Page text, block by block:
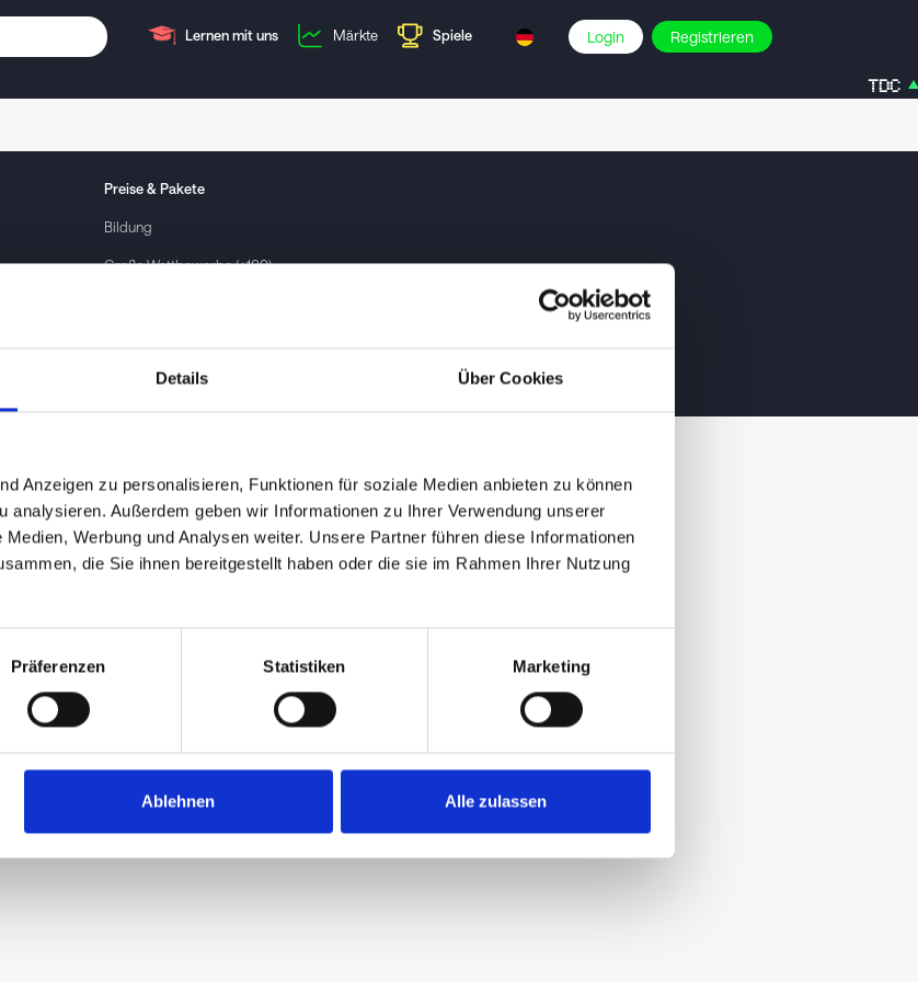
Details Über Cookies
Anzeigen zu personalisieren, Funktionen für soziale Medien anbieten zu können
analysieren. Außerdem geben wir Informationen zu Ihrer Verwendung unserer
Werbung und Analysen weiter. Unsere Partner führen diese Informationen
die Sie ihnen bereitgestellt haben oder die sie im Rahmen Ihrer Nutzung
Präferenzen Statistiken Marketing
Ablehnen Alle zulassen
Lernen mit uns Märkte Spiele Login Registrieren
TDC
Preise & Pakete
Bildung
Große Wettbewerbe (+100)